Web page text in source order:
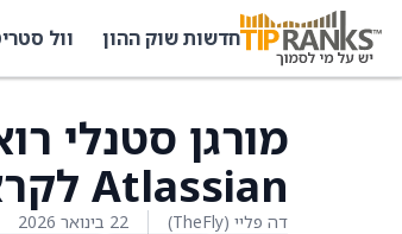
חדשות שוק ההון וול
מורגן סטנלי
Atlassian לקראת הרבעון השני הפיסקלי
דה פליי (TheFly) 22 בינואר 2026